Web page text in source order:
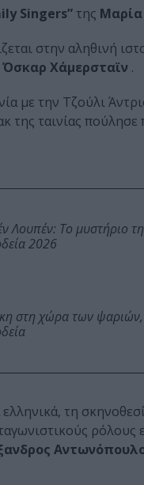
Singers” της
στην αληθινή
Όσκαρ Χάμερσταϊν .
με την Τζούλι
της ταινίας
Λουπέν: Το μυστήριο
2026
στη χώρα των ψαριών,
τη
ρόλους